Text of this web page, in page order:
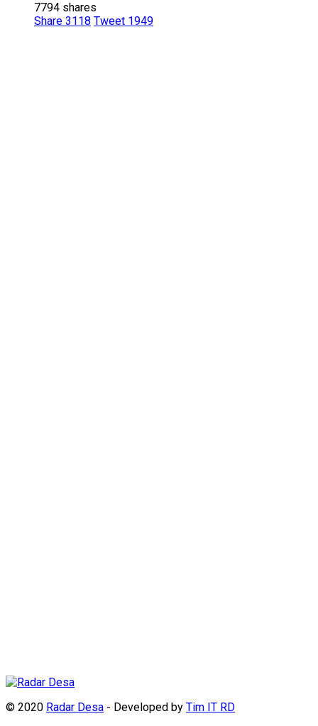
7794 shares
Share 3118 Tweet 1949
© 2020 Radar Desa - Developed by Tim IT RD